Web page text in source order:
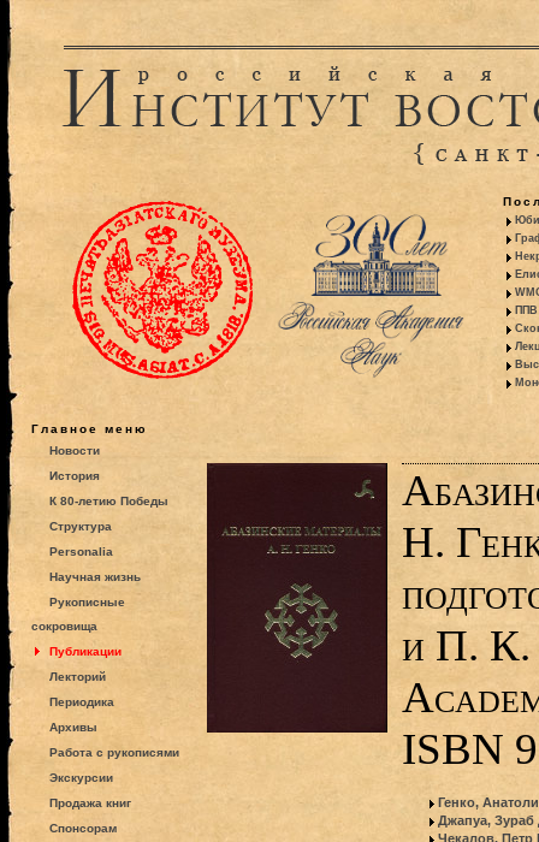
ППВ
Главное меню
Новости
История
К 80-летию Победы
Структура
Personalia
Научная жизнь
Рукописные
сокровища
Публикации
Лекторий
Периодика
Архивы
Работа с рукописями
Экскурсии
Продажа книг
Спонсорам
Н.
и П. К.
ISBN
Генко,
Джапуа, Зураб
Чекалов, Петр